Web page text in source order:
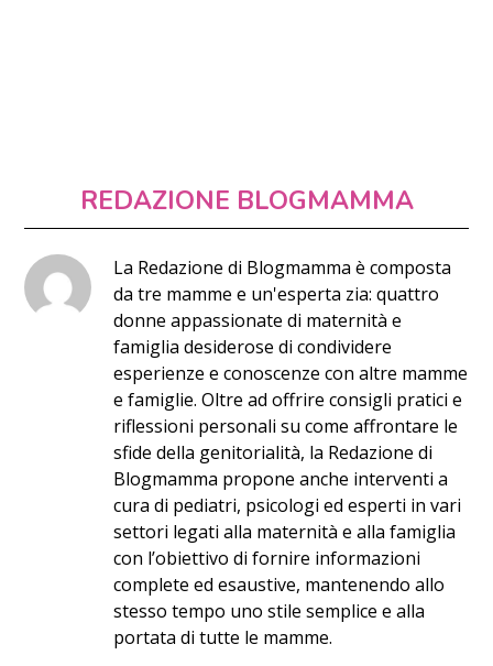
REDAZIONE BLOGMAMMA
La Redazione di Blogmamma è composta
da tre mamme e un'esperta zia: quattro
donne appassionate di maternità e
famiglia desiderose di condividere
esperienze e conoscenze con altre mamme
e famiglie. Oltre ad offrire consigli pratici e
riflessioni personali su come affrontare le
sfide della genitorialità, la Redazione di
Blogmamma propone anche interventi a
cura di pediatri, psicologi ed esperti in vari
settori legati alla maternità e alla famiglia
con l’obiettivo di fornire informazioni
complete ed esaustive, mantenendo allo
stesso tempo uno stile semplice e alla
portata di tutte le mamme.